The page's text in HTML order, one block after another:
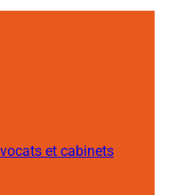
et cabinets